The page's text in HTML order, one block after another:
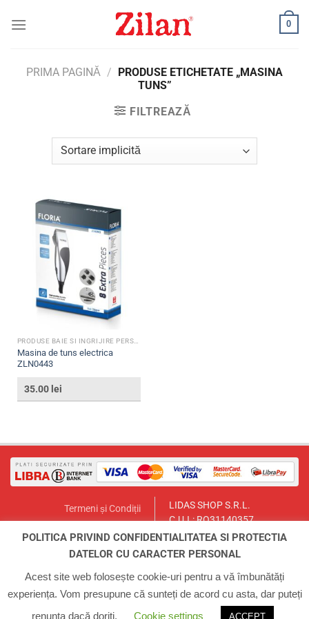
0
PRIMA PAGINĂ / PRODUSE ETICHETATE „MASINA
TUNS”
FILTREAZĂ
PRODUSE BAIE SI INGRIJIRE PERSONALA
Masina de tuns electrica
ZLN0443
35.00 lei
Termeni și Condiții
Contact
LIDAS SHOP S.R.L.
C.U.I.: RO31140357
București, Sector 1, Str. Lt.Col.
Email:lidasmag@yahoo.com
Telefon:0723.155.966
ACASA INFO CONTUL MEU COS CONTACT
POLITICA PRIVIND CONFIDENTIALITATEA SI PROTECTIA
DATELOR CU CARACTER PERSONAL
Acest site web folosește cookie-uri pentru a vă îmbunătăți
experiența. Vom presupune că sunteți de acord cu asta, dar puteți
renunța dacă doriți.
Cookie settings ACCEPT